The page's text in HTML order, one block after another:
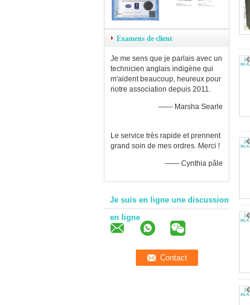
Examens de client
Je me sens que je parlais avec un
technicien anglais indigène qui
m'aident beaucoup, heureux pour
notre association depuis 2011.
—— Marsha Searle
Le service très rapide et prennent
grand soin de mes ordres. Merci !
—— Cynthia pâle
Je suis en ligne une discussion
en ligne